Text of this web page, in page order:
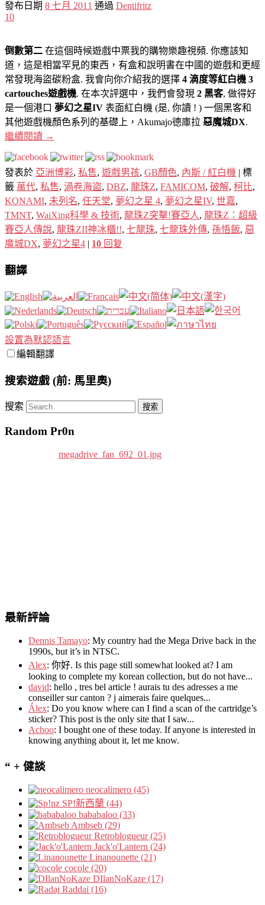
發布日期 8 七月 2011 通過 Dentifritz
10
倒數第二 在這個時候遊戲中票我的購物樂趣視頻. 你應該知
道，這是相當罕見的東西，有盒和說明書在中國的遊戲和更經
常發現海盜碳粉盒. 我會向你介紹我的選擇 4 滴度等紅白機 3
cartouches遊戲機. 在本次評選中，我們會發現 2 黑客, 做得好
是一個港口 夢幻之星IV 表面紅白機 (是, 你讀 ! ) 一個黑客和
其他遊戲機顏色系列的基礎上，Akumajo德庫拉 惡魔城DX.
繼續閱讀 →
發表於 亞洲博彩, 私售, 遊戲男孩, GB顏色, 內斯 / 紅白機 | 標
籤 萬代, 私售, 渦卷海盜, DBZ, 龍珠Z, FAMICOM, 破解, 柯比,
KONAMI, 未列名, 任天堂, 夢幻之星 4, 夢幻之星IV, 世嘉,
TMNT, WaiXing科學 & 技術, 龍珠Z突擊!賽亞人, 龍珠Z：超級
賽亞人傳說, 龍珠ZII神冰櫃!!, 七龍珠, 七龍珠外傳, 孫悟飯, 惡
魔城DX, 夢幻之星4 | 10 回复
翻譯
設置為默認語言
編輯翻譯
搜索遊戲 (前: 馬里奧)
搜索
Random Pr0n
最新評論
Dennis Tamayo: My country had the Mega Drive back in the
1990s, but it’s in NTSC.
Alex: 你好. Is this page still somewhat looked at? I am
looking to complete my korean collection, but do not have...
david: hello , tres bel article ! aurais tu des adresses a me
conseiller sur canton ? j aimerais faire quelques...
Álex: Do you know where can I find a scan of the cartridge’s
sticker? This post is the only site that I saw...
Achoo: I bought one of these today. If anyone is interested in
knowing anything about it, let me know.
“ + 健談
neocalimero (45)
SP!新西蘭 (44)
bababaloo (33)
Ambseb (29)
Retroblogueur (25)
Jack'o'Lantern (24)
Linanounette (21)
cocole (20)
DIlanNoKaze (17)
Raddai (16)